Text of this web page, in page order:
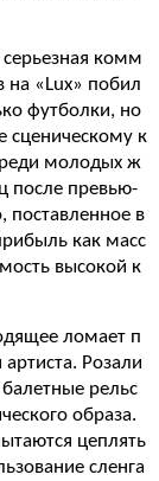
комм
на «Lux» побил
футболки, но
сценическому к
молодых ж
после превью-
поставленное в
как масс
высокой к
ломает п
артиста. Розали
рельс
образа.
цеплять
сленга